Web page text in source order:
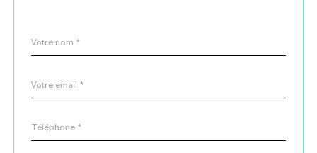
par
*
*
*